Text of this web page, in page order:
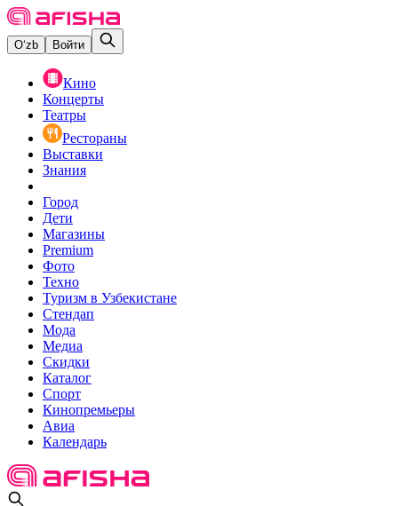
O‘zb Войти
Кино
Концерты
Театры
Рестораны
Выставки
Знания
Город
Дети
Магазины
Premium
Фото
Техно
Туризм в Узбекистане
Стендап
Мода
Медиа
Скидки
Каталог
Спорт
Кинопремьеры
Авиа
Календарь